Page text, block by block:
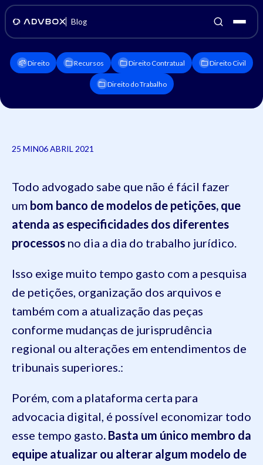
Blog
Direito Recursos Direito Contratual Direito Civil
Direito do Trabalho
25 MIN06 ABRIL 2021
Todo advogado sabe que não é fácil fazer
um bom banco de modelos de petições, que
atenda as especificidades dos diferentes
processos no dia a dia do trabalho jurídico.
Isso exige muito tempo gasto com a pesquisa
de petições, organização dos arquivos e
também com a atualização das peças
conforme mudanças de jurisprudência
regional ou alterações em entendimentos de
tribunais superiores.:
Porém, com a plataforma certa para
advocacia digital, é possível economizar todo
esse tempo gasto. Basta um único membro da
equipe atualizar ou alterar algum modelo de